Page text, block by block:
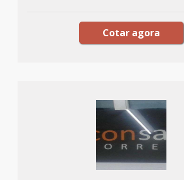
Cotar agora